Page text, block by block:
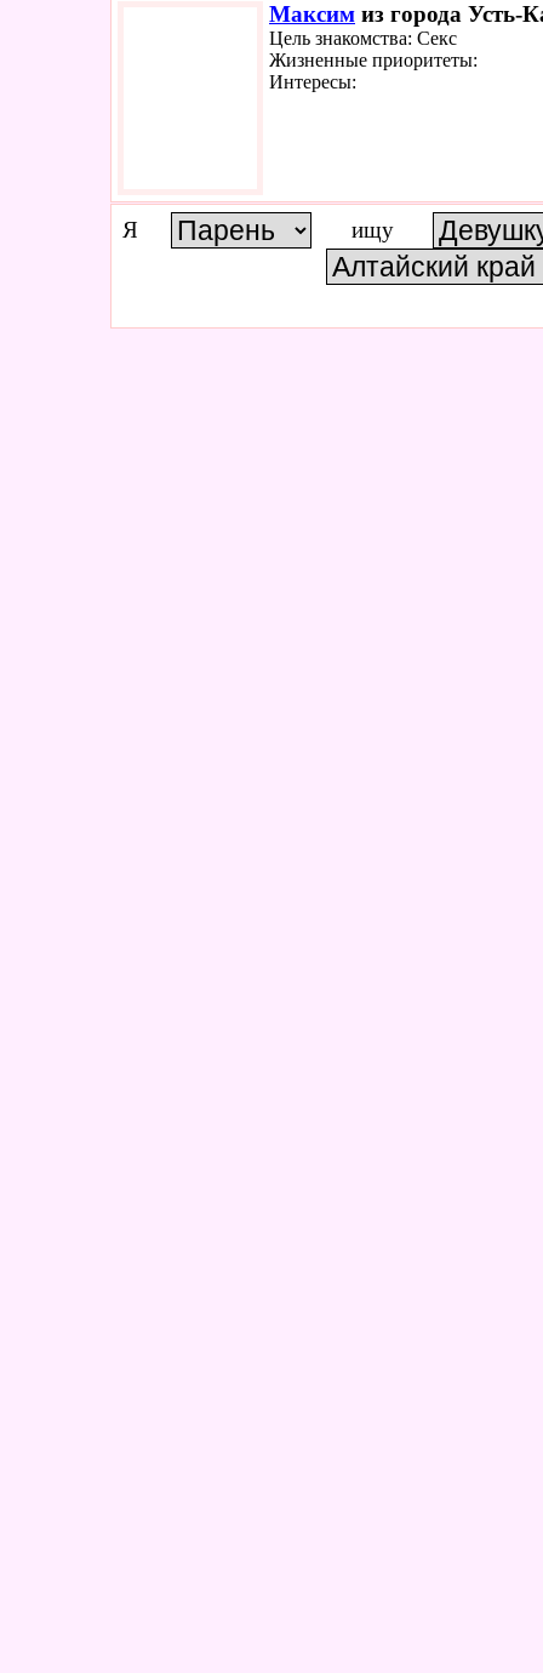
Максим из города Усть-
Цель знакомства: Секс
Жизненные приоритеты:
Интересы:
Я ищу